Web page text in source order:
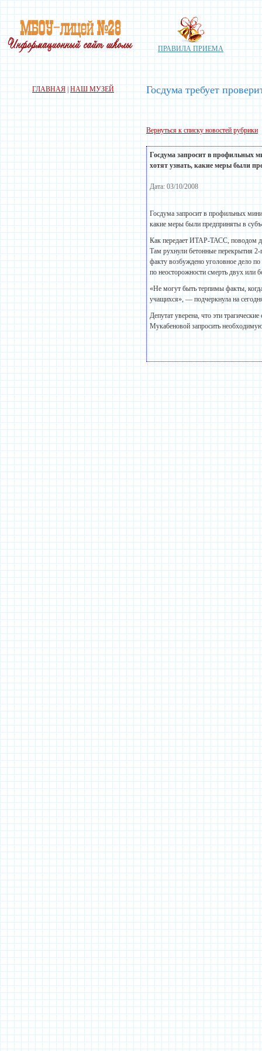
ПРАВИЛА ПРИЕМА
ГЛАВНАЯ НАШ МУЗЕЙ Госдума требует
Вернуться к списку новостей рубрики
Госдума запросит в профильных
хотят узнать, какие меры были
Дата: 03/10/2008
Госдума запросит в профильных
какие меры были предприняты в
Как передает ИТАР-ТАСС, поводом
Там рухнули бетонные перекрытия
факту возбуждено уголовное дело
по неосторожности смерть двух или
«Не могут быть терпимы факты,
учащихся», — подчеркнула на
Депутат уверена, что эти
Мукабеновой запросить